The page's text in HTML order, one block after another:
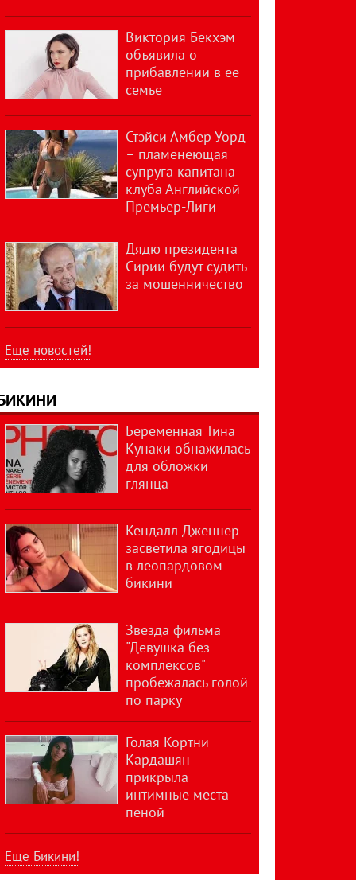
Виктория Бекхэм
объявила о
прибавлении в ее
семье
Стэйси Амбер Уорд
– пламенеющая
супруга капитана
клуба Английской
Премьер-Лиги
Дядю президента
Сирии будут судить
за мошенничество
Еще новостей!
Беременная Тина
Кунаки обнажилась
для обложки
глянца
Кендалл Дженнер
засветила ягодицы
в леопардовом
бикини
Звезда фильма
"Девушка без
комплексов"
пробежалась голой
по парку
Голая Кортни
Кардашян
прикрыла
интимные места
пеной
Еще Бикини!